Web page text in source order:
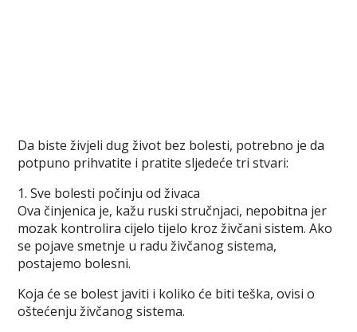
Da biste živjeli dug život bez bolesti, potrebno je da
potpuno prihvatite i pratite sljedeće tri stvari:
1. Sve bolesti počinju od živaca
Ova činjenica je, kažu ruski stručnjaci, nepobitna jer
mozak kontrolira cijelo tijelo kroz živčani sistem. Ako
se pojave smetnje u radu živčanog sistema,
postajemo bolesni.
Koja će se bolest javiti i koliko će biti teška, ovisi o
oštećenju živčanog sistema.